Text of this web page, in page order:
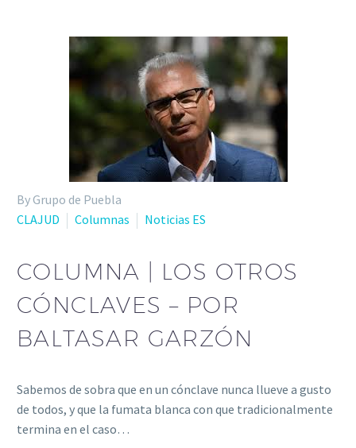
By Grupo de Puebla
CLAJUD
Columnas Noticias ES
COLUMNA | LOS OTROS
CÓNCLAVES – POR
BALTASAR GARZÓN
Sabemos de sobra que en un cónclave nunca llueve a gusto
de todos, y que la fumata blanca con que tradicionalmente
termina en el caso…